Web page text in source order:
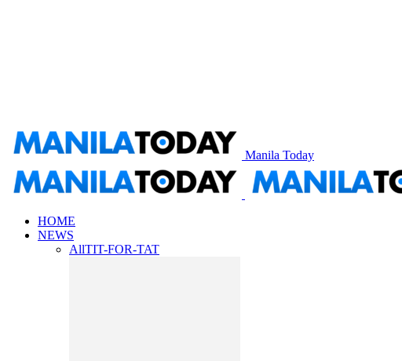
Manila Today
HOME
NEWS
AllTIT-FOR-TAT